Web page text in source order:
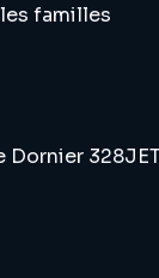
familles